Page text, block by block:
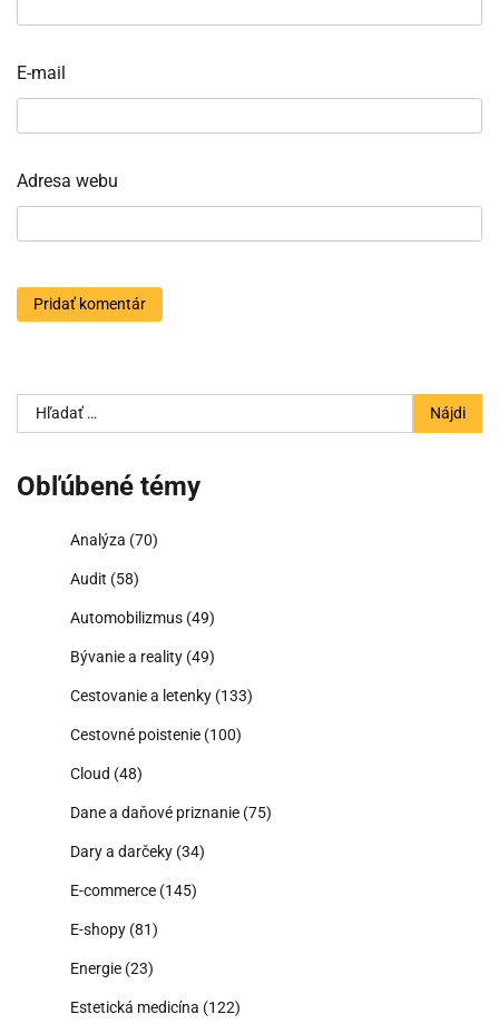
E-mail
Adresa webu
Hľadať:
Obľúbené témy
Analýza (70)
Audit (58)
Automobilizmus (49)
Bývanie a reality (49)
Cestovanie a letenky (133)
Cestovné poistenie (100)
Cloud (48)
Dane a daňové priznanie (75)
Dary a darčeky (34)
E-commerce (145)
E-shopy (81)
Energie (23)
Estetická medicína (122)